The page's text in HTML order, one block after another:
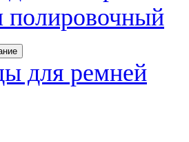
полировочный
для ремней